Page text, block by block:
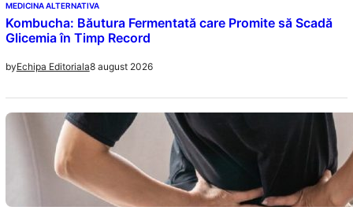
MEDICINA ALTERNATIVA
Kombucha: Băutura Fermentată care Promite să Scadă
Glicemia în Timp Record
byEchipa Editoriala8 august 2026